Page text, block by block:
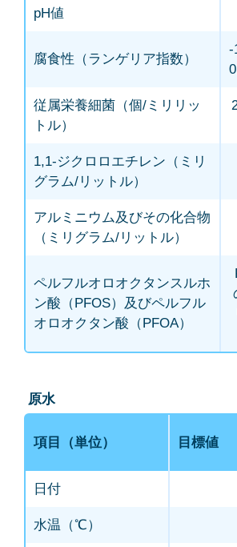
pH値
腐食性（ランゲリア指数）
-
従属栄養細菌（個/ミリリッ
トル）
1,1-ジクロロエチレン（ミリ
グラム/リットル）
アルミニウム及びその化合物
（ミリグラム/リットル）
ペルフルオロオクタンスルホ
ン酸（PFOS）及びペルフル
オロオクタン酸（PFOA）
原水
項目（単位） 目標値
日付
水温（℃）